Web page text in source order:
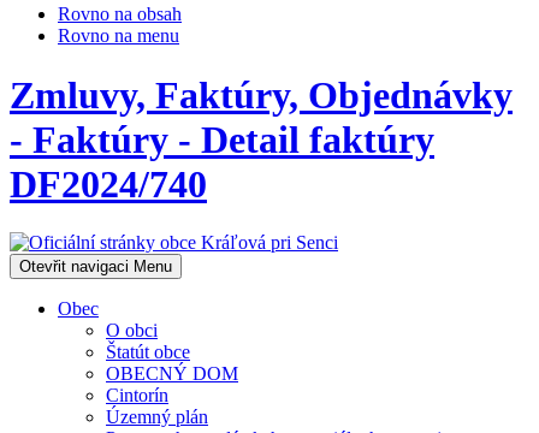
Rovno na obsah
Rovno na menu
Zmluvy, Faktúry, Objednávky
- Faktúry - Detail faktúry
DF2024/740
Otevřit navigaci Menu
Obec
O obci
Štatút obce
OBECNÝ DOM
Cintorín
Územný plán